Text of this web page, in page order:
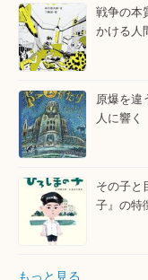
戦争の本
かける人
原爆を違
人に響く
その子と
子』の特
もっと見る